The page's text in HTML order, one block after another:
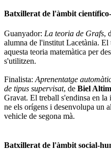
Batxillerat de l'àmbit
Guanyador: La teoria de Grafs,
alumna de l'institut Lacetània. El
aquesta teoria matemàtica per
s'utilitzen.
Finalista: Aprenentatge
de tipus supervisat, de Biel
Gravat. El treball s'endinsa en
ne els orígens i desenvolupa un
vehicle de segona mà.
Batxillerat de l'àmbit social-